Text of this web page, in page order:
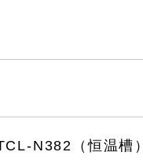
N382（恒温槽）